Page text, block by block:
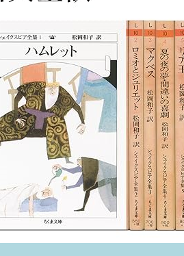
「週刊文春」
訳家〉」
聞 2021/11/15毎日新聞夕刊で
聞 2021/08/07 毎日新聞で紹介
2021/07/24東京新聞「平田
TV 2021/07/20 NHKE「ハート
東京新聞に訳者